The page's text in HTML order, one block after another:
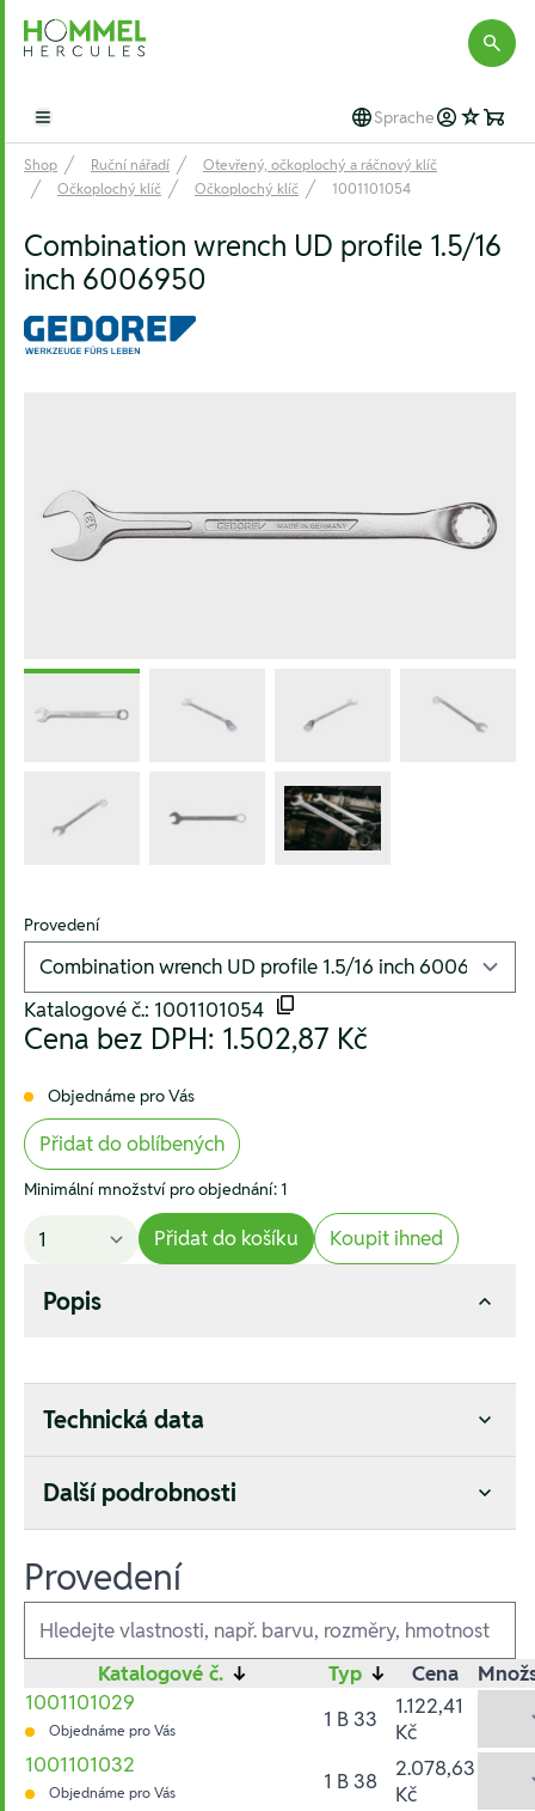
Hommel Hercules
Open main menu Sprache
Shop Ruční nářadí
Otevřený, očkoplochý a ráčnový klíč
Očkoplochý klíč
Očkoplochý klíč 1001101054
Combination wrench UD profile 1.5/16
inch 6006950
Provedení
Katalogové č.: 1001101054
Cena bez DPH: 1.502,87 Kč
Objednáme pro Vás
Přidat do oblíbených
Minimální množství pro objednání: 1
Přidat do košíku Koupit ihned
Popis
Technická data
Další podrobnosti
Provedení
Ausführungen
Katalogové č. ↓ Typ ↓ Cena
1001101029
Objednáme pro Vás 1 B 33
1.122,41
Kč
1001101032
Objednáme pro Vás 1 B 38
2.078,63
Kč